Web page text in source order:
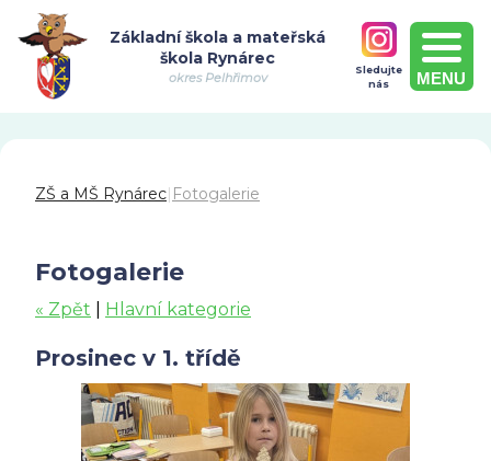
Základní škola a mateřská
škola Rynárec
okres Pelhřimov
Sledujte
nás
MENU
ZŠ a MŠ Rynárec| Fotogalerie
Fotogalerie
« Zpět Hlavní kategorie
Prosinec v 1. třídě